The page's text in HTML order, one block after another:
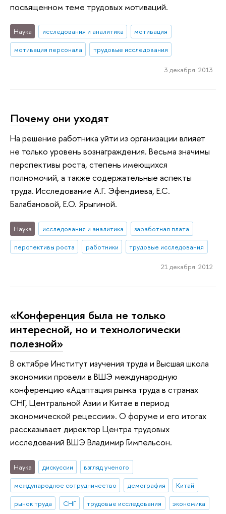
посвященном теме трудовых мотиваций.
Наука исследования и аналитика
мотивация
мотивация персонала
трудовые исследования
3 декабря 2013
Почему они уходят
На решение работника уйти из организации влияет
не только уровень вознаграждения. Весьма значимы
перспективы роста, степень имеющихся
полномочий, а также содержательные аспекты
труда. Исследование А.Г. Эфендиева, Е.С.
Балабановой, Е.О. Ярыгиной.
Наука исследования и аналитика
заработная плата
перспективы роста
работники трудовые исследования
21 декабря 2012
«Конференция была не только
интересной, но и технологически
полезной»
В октябре Институт изучения труда и Высшая школа
экономики провели в ВШЭ международную
конференцию «Адаптация рынка труда в странах
СНГ, Центральной Азии и Китае в период
экономической рецессии». О форуме и его итогах
рассказывает директор Центра трудовых
исследований ВШЭ Владимир Гимпельсон.
Наука дискуссии
взгляд ученого
международное сотрудничество
демография
Китай
рынок труда
СНГ трудовые исследования
экономика